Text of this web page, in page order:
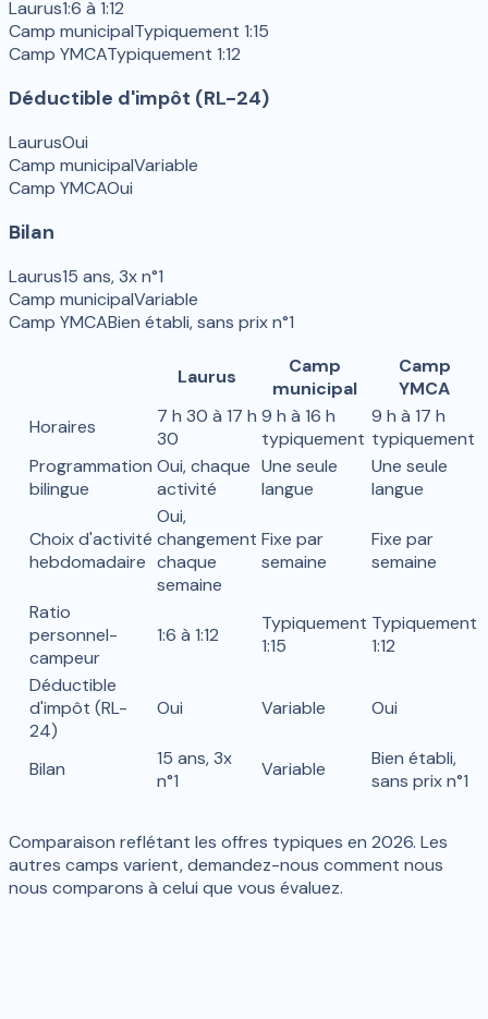
Laurus1:6 à 1:12
Camp municipalTypiquement 1:15
Camp YMCATypiquement 1:12
Déductible d'impôt (RL-24)
LaurusOui
Camp municipalVariable
Camp YMCAOui
Bilan
Laurus15 ans, 3x n°1
Camp municipalVariable
Camp YMCABien établi, sans prix n°1
Laurus
Camp
municipal
Camp
YMCA
Horaires
7 h 30 à 17 h
30
9 h à 16 h
typiquement
9 h à 17 h
typiquement
Programmation
bilingue
Oui, chaque
activité
Une seule
langue
Une seule
langue
Choix d'activité
hebdomadaire
Oui,
changement
chaque
semaine
Fixe par
semaine
Fixe par
semaine
Ratio
personnel-
campeur
1:6 à 1:12
Typiquement
1:15
Typiquement
1:12
Déductible
d'impôt (RL-
24)
Oui Variable Oui
Bilan
15 ans, 3x
n°1
Variable
Bien établi,
sans prix n°1
Comparaison reflétant les offres typiques en 2026. Les
autres camps varient, demandez-nous comment nous
nous comparons à celui que vous évaluez.